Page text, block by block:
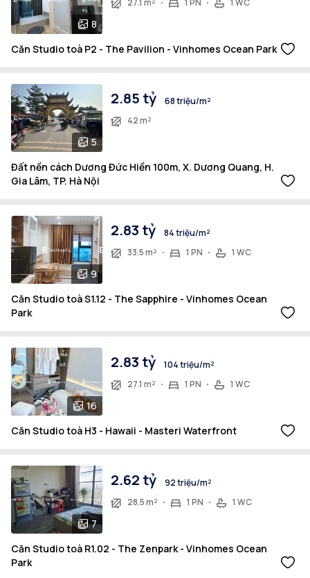
8
Căn Studio toà P2 - The Pavilion - Vinhomes Ocean Park
5
2.85 tỷ
68 triệu/m²
42 m²
Đất nền cách Dương Đức Hiền 100m, X. Dương Quang, H.
Gia Lâm, TP. Hà Nội
9
2.83 tỷ
84 triệu/m²
33.5 m²
1 PN 1 WC
Căn Studio toà S1.12 - The Sapphire - Vinhomes Ocean
Park
16
2.83 tỷ
104 triệu/m²
27.1 m²
1 PN 1 WC
Căn Studio toà H3 - Hawaii - Masteri Waterfront
7
2.62 tỷ
92 triệu/m²
28.5 m²
1 PN 1 WC
Căn Studio toà R1.02 - The Zenpark - Vinhomes Ocean
Park